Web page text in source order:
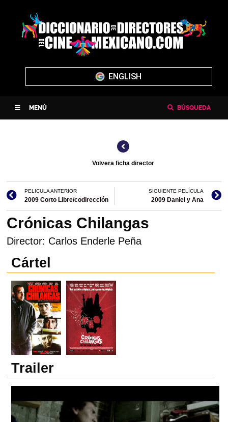
ENGLISH
MENÚ BÚSQUEDA
Volvera ficha director
PELICULA ANTERIOR
2009 Corto Libre/codirección
SIGUIENTE PELÍCULA
2009 Daniel y Ana
Crónicas Chilangas
Director: Carlos Enderle Peña
Cártel
Trailer